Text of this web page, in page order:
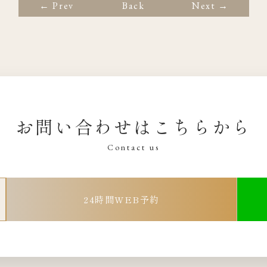
← Prev Back Next →
お問い合わせはこちらから
Contact us
24時間WEB予約